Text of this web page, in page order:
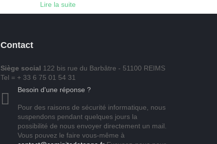
Lire la suite
Contact
Siège social 122 bis rue du Barbâtre - 51100 REIMS
Tel = + 33 6 75 01 54 31
Besoin d'une réponse ?
Pour des raisons de sécurité informatique, nous
suspendons pendant quelques jours la
possibilité de nous envoyer directement un mail.
Vous pouvez le faire vous-même à